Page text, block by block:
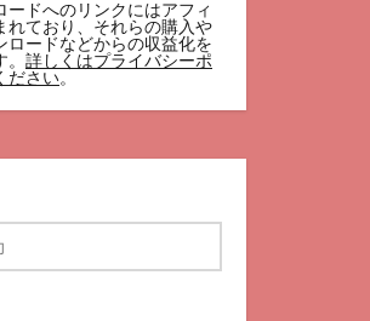
ドへのリンクにはアフィ
れており、それらの購入や
ロードなどからの収益化を
詳しくはプライバシーポ
ださい。